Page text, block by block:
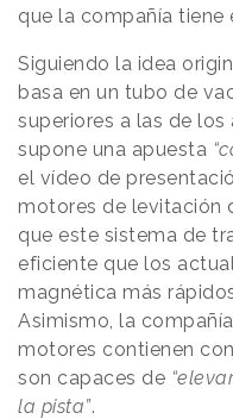
que la compañía tiene
Siguiendo la idea
basa en un tubo de
superiores a las de
supone una apuesta
el vídeo de
motores de levitación
que este sistema de
eficiente que los
magnética más
Asimismo, la
motores contienen
son capaces de
la pista”.